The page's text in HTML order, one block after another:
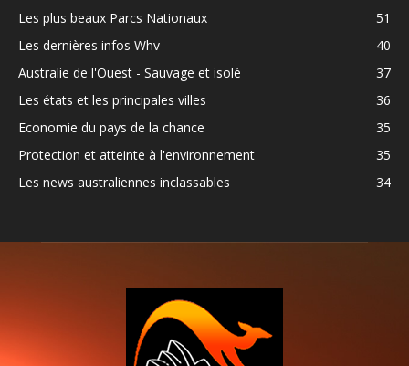
Les plus beaux Parcs Nationaux
51
Les dernières infos Whv
40
Australie de l'Ouest - Sauvage et isolé
37
Les états et les principales villes
36
Economie du pays de la chance
35
Protection et atteinte à l'environnement
35
Les news australiennes inclassables
34